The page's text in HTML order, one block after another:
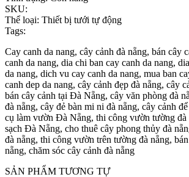
SKU:
Thể loại: Thiết bị tưới tự động
Tags:
Cay canh da nang, cây cảnh đà nẵng, bán cây
canh da nang, dia chi ban cay canh da nang,
da nang, dich vu cay canh da nang, mua ban
canh dep da nang, cây cảnh đẹp đà nẵng, cây
bán cây cảnh tại Đà Nẵng, cây văn phòng đà
đà nẵng, cây đẻ bàn mi ni đà nẵng, cây cảnh
cụ làm vườn Đà Nẵng, thi công vườn tường đà
sạch Đà Nẵng, cho thuê cây phong thủy đà
đà nẵng, thi công vườn trên tường đà nẵng,
nẵng, chăm sóc cây cảnh đà nẵng
SẢN PHẨM TƯƠNG TỰ